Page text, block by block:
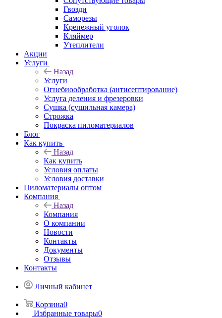
Гвозди
Саморезы
Крепежный уголок
Кляймер
Утеплители
Акции
Услуги
Назад
Услуги
Огнебиообработка (антисептирование)
Услуга деления и фрезеровки
Сушка (сушильная камера)
Строжка
Покраска пиломатериалов
Блог
Как купить
Назад
Как купить
Условия оплаты
Условия доставки
Пиломатериалы оптом
Компания
Назад
Компания
О компании
Новости
Контакты
Документы
Отзывы
Контакты
Личный кабинет
Корзина0
Избранные товары0